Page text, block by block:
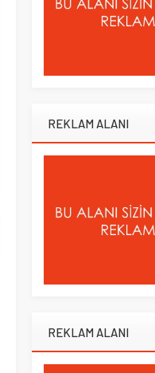
REKLAM ALANI
REKLAM ALANI